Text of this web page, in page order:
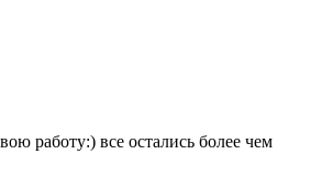
работу:) все остались более чем